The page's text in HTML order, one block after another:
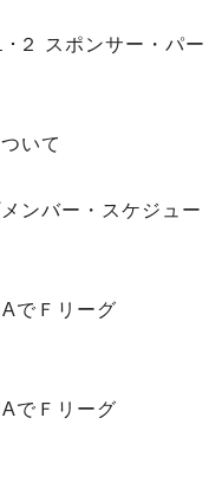
２ スポンサー・パー
いて
ンバー・スケジュー
でＦリーグ
でＦリーグ